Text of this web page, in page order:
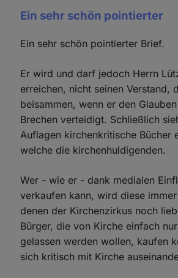
Ein sehr schön pointierter
Ein sehr schön pointierter Brief.
Er wird und darf jedoch Herrn
erreichen, nicht seinen Verstand,
beisammen, wenn er den
Brechen verteidigt. Schließlich
Auflagen kirchenkritische Bücher
welche die kirchenhuldigenden.
Wer - wie er - dank medialen
verkaufen kann, wird diese
denen der Kirchenzirkus noch
Bürger, die von Kirche einfach
gelassen werden wollen, kaufen
sich kritisch mit Kirche